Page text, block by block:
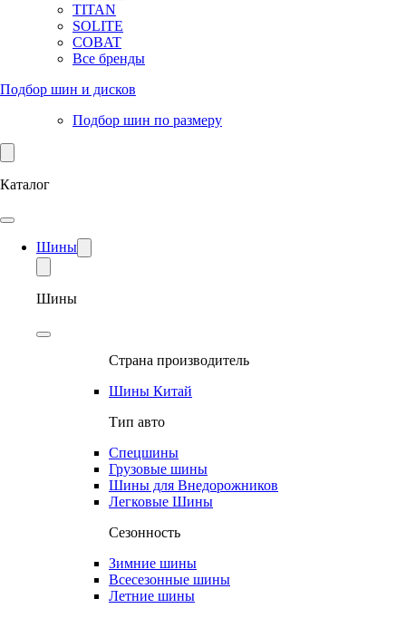
TITAN
SOLITE
COBAT
Все бренды
Подбор шин и дисков
Подбор шин по размеру
Каталог
Шины
Шины
Страна производитель
Шины Китай
Тип авто
Спецшины
Грузовые шины
Шины для Внедорожников
Легковые Шины
Сезонность
Зимние шины
Всесезонные шины
Летние шины